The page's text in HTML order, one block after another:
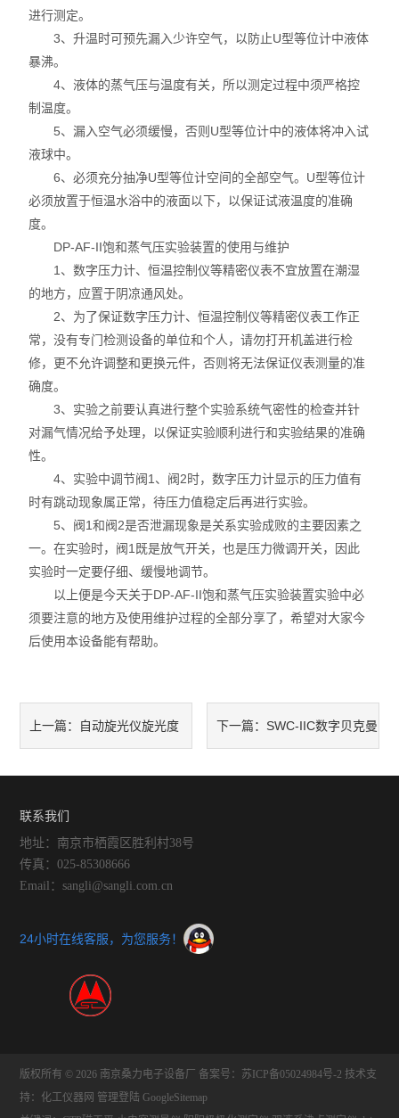
进行测定。
3、升温时可预先漏入少许空气，以防止U型等位计中液体
暴沸。
4、液体的蒸气压与温度有关，所以测定过程中须严格控
制温度。
5、漏入空气必须缓慢，否则U型等位计中的液体将冲入试
液球中。
6、必须充分抽净U型等位计空间的全部空气。U型等位计
必须放置于恒温水浴中的液面以下，以保证试液温度的准确
度。
DP-AF-II饱和蒸气压实验装置的使用与维护
1、数字压力计、恒温控制仪等精密仪表不宜放置在潮湿
的地方，应置于阴凉通风处。
2、为了保证数字压力计、恒温控制仪等精密仪表工作正
常，没有专门检测设备的单位和个人，请勿打开机盖进行检
修，更不允许调整和更换元件，否则将无法保证仪表测量的准
确度。
3、实验之前要认真进行整个实验系统气密性的检查并针
对漏气情况给予处理，以保证实验顺利进行和实验结果的准确
性。
4、实验中调节阀1、阀2时，数字压力计显示的压力值有
时有跳动现象属正常，待压力值稳定后再进行实验。
5、阀1和阀2是否泄漏现象是关系实验成败的主要因素之
一。在实验时，阀1既是放气开关，也是压力微调开关，因此
实验时一定要仔细、缓慢地调节。
以上便是今天关于DP-AF-II饱和蒸气压实验装置实验中必
须要注意的地方及使用维护过程的全部分享了，希望对大家今
后使用本设备能有帮助。
上一篇： 自动旋光仪旋光度 下一篇： SWC-IIC数字贝克曼
联系我们
地址：南京市栖霞区胜利村38号
传真：025-85308666
Email：sangli@sangli.com.cn
24小时在线客服，为您服务！
版权所有 © 2026 南京桑力电子设备厂 备案号：苏ICP备05024984号-2 技术支
持： 化工仪器网 管理登陆 GoogleSitemap